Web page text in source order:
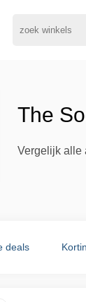
The
Vergelijk alle
deals